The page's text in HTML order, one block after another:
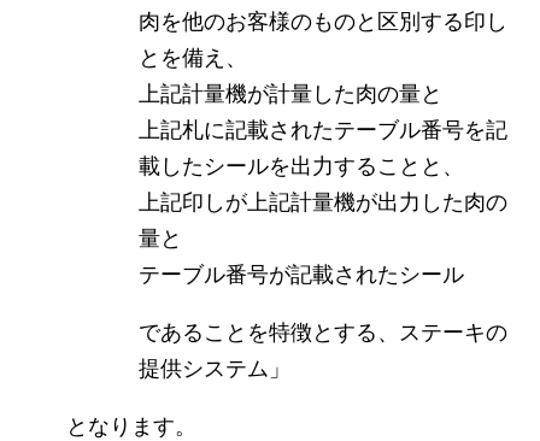
肉を他のお客様のものと区別する印し
とを備え、
上記計量機が計量した肉の量と
上記札に記載されたテーブル番号を記
載したシールを出力することと、
上記印しが上記計量機が出力した肉の
量と
テーブル番号が記載されたシール
であることを特徴とする、ステーキの
提供システム」
となります。